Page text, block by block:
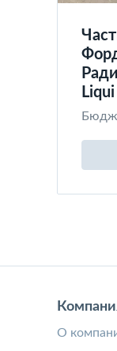
О